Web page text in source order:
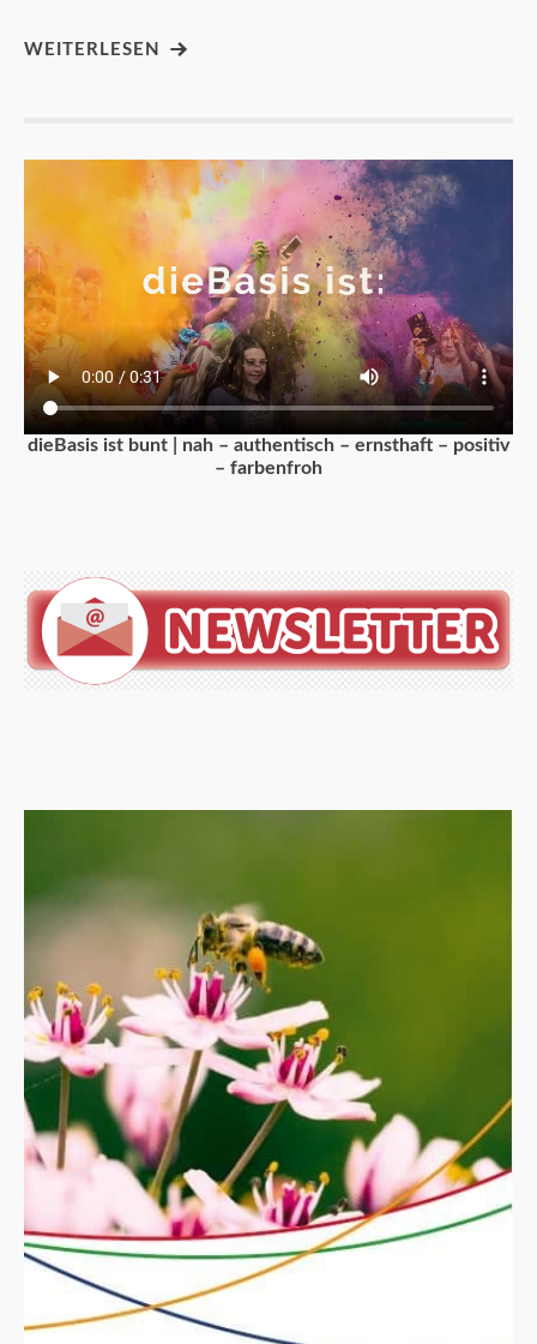
WEITERLESEN
dieBasis ist bunt | nah – authentisch – ernsthaft – positiv
– farbenfroh